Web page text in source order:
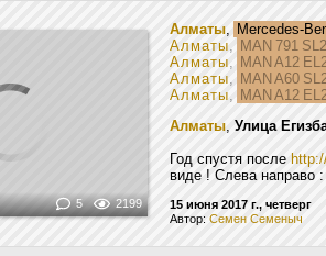
5 2199
Алматы, Mercedes-
Алматы, MAN 791
Алматы, MAN A12
Алматы, MAN A60
Алматы, MAN A12
Алматы, Улица
Год спустя после
виде ! Слева направо
15 июня 2017 г., четверг
Автор: Семен Семеныч